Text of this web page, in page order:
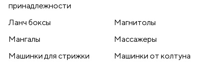
принадлежности
Ланч боксы
Магнитолы
Мангалы
Массажеры
Машинки для стрижки
Машинки от колтуна